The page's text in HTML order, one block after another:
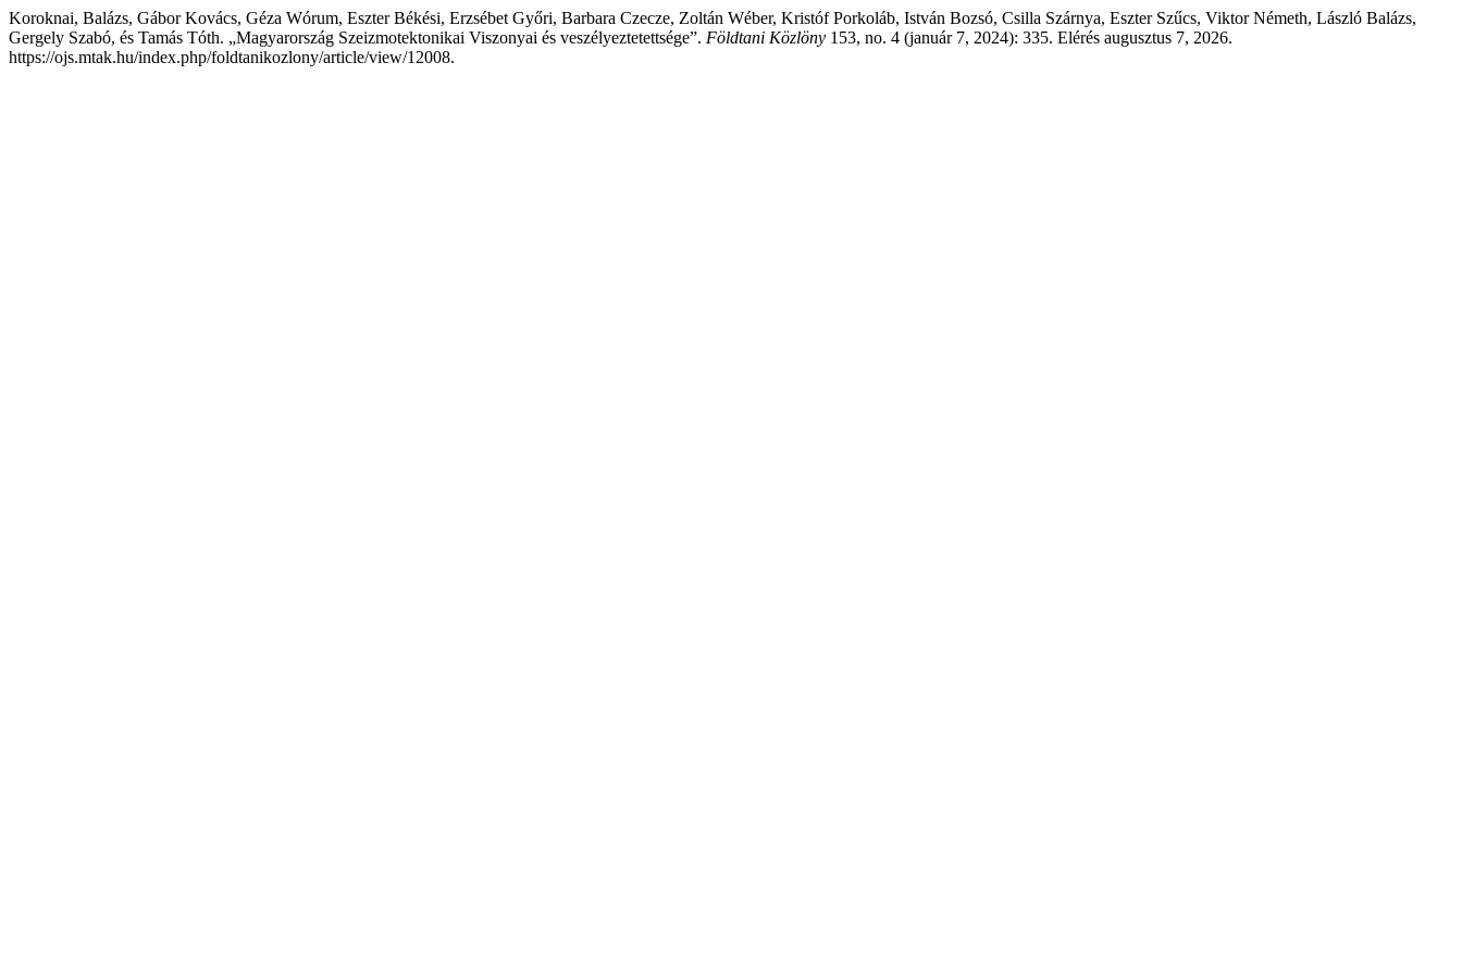
Koroknai, Balázs, Gábor Kovács, Géza Wórum, Eszter Békési, Erzsébet Győri, Barbara Czecze, Zoltán Wéber, Kristóf Porkoláb, István Bozsó, Csilla Szárnya, Eszter Szűcs, Viktor Németh, László Balázs,
Gergely Szabó, és Tamás Tóth. „Magyarország Szeizmotektonikai Viszonyai és veszélyeztetettsége”. Földtani Közlöny 153, no. 4 (január 7, 2024): 335. Elérés augusztus 7, 2026.
https://ojs.mtak.hu/index.php/foldtanikozlony/article/view/12008.